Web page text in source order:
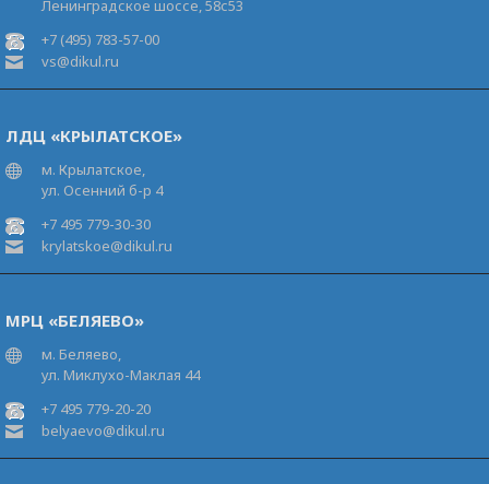
Ленинградское шоссе, 58с53
+7 (495) 783-57-00
vs@dikul.ru
ЛДЦ «КРЫЛАТСКОЕ»
м. Крылатское,
ул. Осенний б-р 4
+7 495 779-30-30
krylatskoe@dikul.ru
МРЦ «БЕЛЯЕВО»
м. Беляево,
ул. Миклухо-Маклая 44
+7 495 779-20-20
belyaevo@dikul.ru